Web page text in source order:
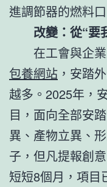
進調節器的燃料口
改變：從“要
在工會與企
包養網站 ，安踏
越多。2025年，
目，面向全部安
異、產物立異、
子，但凡提報創
短短8個月，項目